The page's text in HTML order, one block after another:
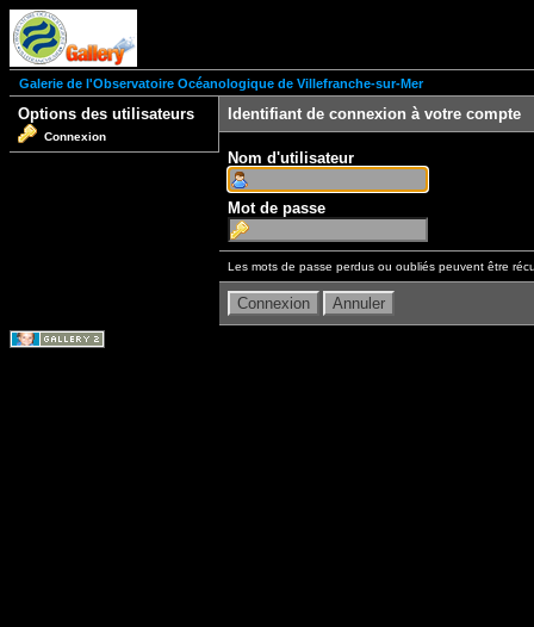
Galerie de l'Observatoire Océanologique de Villefranche-sur-Mer
Options des utilisateurs
Connexion
Identifiant de connexion à votre compte
Nom d'utilisateur
Mot de passe
Les mots de passe perdus ou oubliés peuvent être